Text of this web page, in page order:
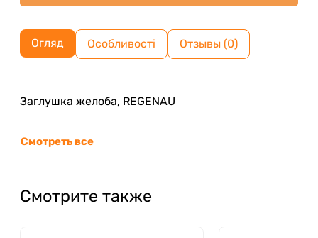
Огляд Особливості Отзывы (0)
Заглушка желоба, REGENAU
Смотреть все
Смотрите также